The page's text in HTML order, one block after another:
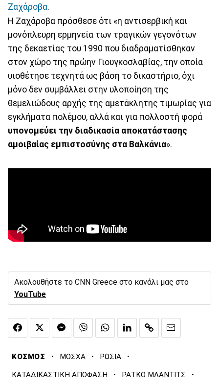
Ζαχάροβα.
Η Ζαχάροβα πρόσθεσε ότι «η αντισερβική και
μονόπλευρη ερμηνεία των τραγικών γεγονότων
της δεκαετίας του 1990 που διαδραματίσθηκαν
στον χώρο της πρώην Γιουγκοσλαβίας, την οποία
υιοθέτησε τεχνητά ως βάση το δικαστήριο, όχι
μόνο δεν συμβάλλει στην υλοποίηση της
θεμελιώδους αρχής της αμετάκλητης τιμωρίας για
εγκλήματα πολέμου, αλλά και για πολλοστή φορά
υπονομεύει την διαδικασία αποκατάστασης
αμοιβαίας εμπιστοσύνης στα Βαλκάνια».
Ακολουθήστε το CNN Greece στο κανάλι μας στο
YouTube
ΚΟΣΜΟΣ · ΜΟΣΧΑ · ΡΩΣΙΑ ·
ΚΑΤΑΔΙΚΑΣΤΙΚΗ ΑΠΟΦΑΣΗ · ΡΑΤΚΟ ΜΛΑΝΤΙΤΣ ·